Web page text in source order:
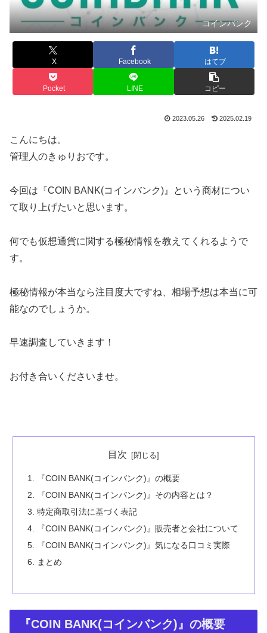
コインバンク
X Facebook はてブ
Pocket LINE コピー
2023.05.26 2025.02.19
こんにちは。
管理人のきゅりおです。
今回は『COIN BANK(コインバンク)』という商材につい
て取り上げたいと思います。
何でも仮想通貨に関する極秘情報を教えてくれるようで
す。
極秘情報が本当なら注目度大ですね、相場予想は本当に可
能なのでしょうか。
早速調査していきます！
お付き合いくださいませ。
目次
『COIN BANK(コインバンク)』の概要
『COIN BANK(コインバンク)』その内容とは？
特定商取引法に基づく表記
『COIN BANK(コインバンク)』販売者と会社について
『COIN BANK(コインバンク)』気になる口コミ実際
まとめ
『COIN BANK(コインバンク)』の概要